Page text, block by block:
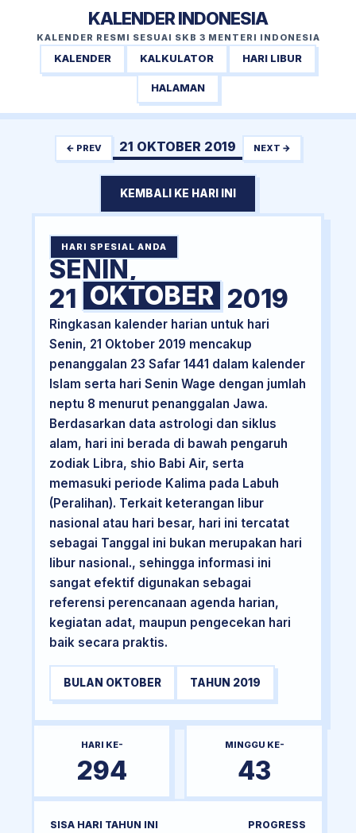
KALENDER INDONESIA
KALENDER RESMI SESUAI SKB 3 MENTERI INDONESIA
KALENDER KALKULATOR HARI LIBUR
HALAMAN
← PREV 21 OKTOBER 2019 NEXT →
KEMBALI KE HARI INI
HARI SPESIAL ANDA
SENIN,
21 OKTOBER 2019
Ringkasan kalender harian untuk hari
Senin, 21 Oktober 2019 mencakup
penanggalan 23 Safar 1441 dalam kalender
Islam serta hari Senin Wage dengan jumlah
neptu 8 menurut penanggalan Jawa.
Berdasarkan data astrologi dan siklus
alam, hari ini berada di bawah pengaruh
zodiak Libra, shio Babi Air, serta
memasuki periode Kalima pada Labuh
(Peralihan). Terkait keterangan libur
nasional atau hari besar, hari ini tercatat
sebagai Tanggal ini bukan merupakan hari
libur nasional., sehingga informasi ini
sangat efektif digunakan sebagai
referensi perencanaan agenda harian,
kegiatan adat, maupun pengecekan hari
baik secara praktis.
BULAN OKTOBER TAHUN 2019
HARI KE-
294
MINGGU KE-
43
SISA HARI TAHUN INI PROGRESS